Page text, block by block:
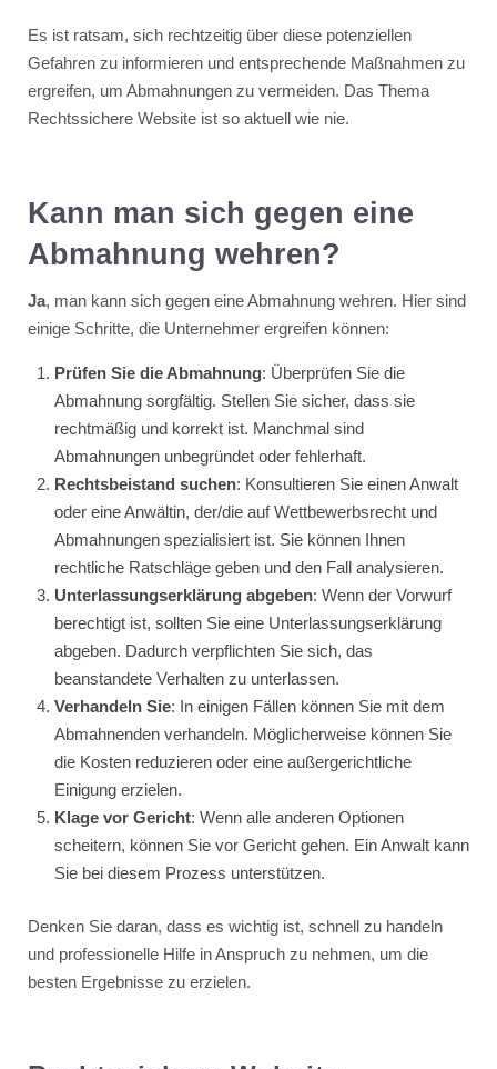
Es ist ratsam, sich rechtzeitig über diese potenziellen
Gefahren zu informieren und entsprechende Maßnahmen zu
ergreifen, um Abmahnungen zu vermeiden. Das Thema
Rechtssichere Website ist so aktuell wie nie.
Kann man sich gegen eine
Abmahnung wehren?
Ja, man kann sich gegen eine Abmahnung wehren. Hier sind
einige Schritte, die Unternehmer ergreifen können:
Prüfen Sie die Abmahnung: Überprüfen Sie die
Abmahnung sorgfältig. Stellen Sie sicher, dass sie
rechtmäßig und korrekt ist. Manchmal sind
Abmahnungen unbegründet oder fehlerhaft.
Rechtsbeistand suchen: Konsultieren Sie einen Anwalt
oder eine Anwältin, der/die auf Wettbewerbsrecht und
Abmahnungen spezialisiert ist. Sie können Ihnen
rechtliche Ratschläge geben und den Fall analysieren.
Unterlassungserklärung abgeben: Wenn der Vorwurf
berechtigt ist, sollten Sie eine Unterlassungserklärung
abgeben. Dadurch verpflichten Sie sich, das
beanstandete Verhalten zu unterlassen.
Verhandeln Sie: In einigen Fällen können Sie mit dem
Abmahnenden verhandeln. Möglicherweise können Sie
die Kosten reduzieren oder eine außergerichtliche
Einigung erzielen.
Klage vor Gericht: Wenn alle anderen Optionen
scheitern, können Sie vor Gericht gehen. Ein Anwalt kann
Sie bei diesem Prozess unterstützen.
Denken Sie daran, dass es wichtig ist, schnell zu handeln
und professionelle Hilfe in Anspruch zu nehmen, um die
besten Ergebnisse zu erzielen.